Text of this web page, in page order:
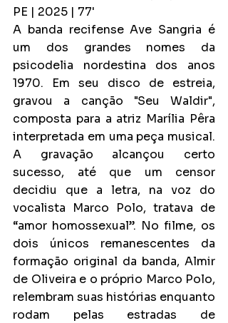
PE | 2025 | 77'
A banda recifense Ave Sangria é
um dos grandes nomes da
psicodelia nordestina dos anos
1970. Em seu disco de estreia,
gravou a canção "Seu Waldir",
composta para a atriz Marília Pêra
interpretada em uma peça musical.
A gravação alcançou certo
sucesso, até que um censor
decidiu que a letra, na voz do
vocalista Marco Polo, tratava de
“amor homossexual”. No filme, os
dois únicos remanescentes da
formação original da banda, Almir
de Oliveira e o próprio Marco Polo,
relembram suas histórias enquanto
rodam pelas estradas de